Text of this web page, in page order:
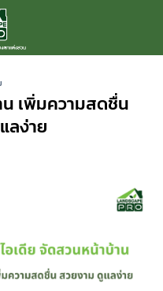
น เพิ่มความสดชื่น
ลง่าย